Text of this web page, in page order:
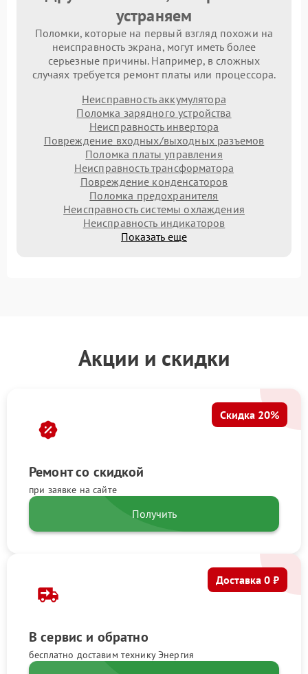
устраняем
Поломки, которые на первый взгляд похожи на
неисправность экрана, могут иметь более
серьезные причины. Например, в сложных
случаях требуется ремонт платы или процессора.
Неисправность аккумулятора
Поломка зарядного устройства
Неисправность инвертора
Повреждение входных/выходных разъемов
Поломка платы управления
Неисправность трансформатора
Повреждение конденсаторов
Поломка предохранителя
Неисправность системы охлаждения
Неисправность индикаторов
Показать еще
Акции и скидки
Ремонт со скидкой
при заявке на сайте
Скидка 20%
Получить
В сервис и обратно
бесплатно доставим технику Энергия
Доставка 0 ₽